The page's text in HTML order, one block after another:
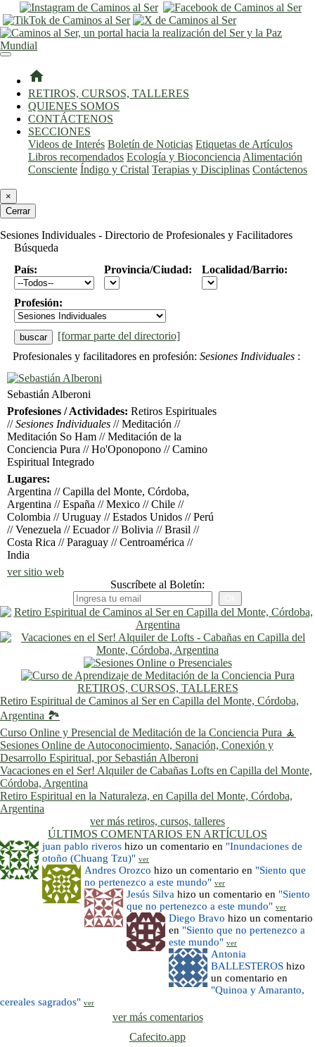
home
RETIROS, CURSOS, TALLERES
QUIENES SOMOS
CONTÁCTENOS
SECCIONES
Videos de Interés Boletín de Noticias Etiquetas de Artículos
Libros recomendados Ecología y Bioconciencia Alimentación
Consciente Índigo y Cristal Terapias y Disciplinas Contáctenos
×
Cerrar
Sesiones Individuales - Directorio de Profesionales y Facilitadores
Búsqueda
País:
Provincia/Ciudad: Localidad/Barrio:
Profesión:
[formar parte del directorio]
Profesionales y facilitadores en profesión: Sesiones Individuales :
Sebastián Alberoni
Profesiones / Actividades: Retiros Espirituales
//Sesiones Individuales // Meditación //
Meditación So Ham // Meditación de la
Conciencia Pura // Ho'Oponopono // Camino
Espiritual Integrado
Lugares:
Argentina // Capilla del Monte, Córdoba,
Argentina // España // Mexico // Chile //
Colombia // Uruguay // Estados Unidos // Perú
// Venezuela // Ecuador // Bolivia // Brasil //
Costa Rica // Paraguay // Centroamérica //
India
ver sitio web
Suscríbete al Boletín:
RETIROS, CURSOS, TALLERES
Retiro Espiritual de Caminos al Ser en Capilla del Monte, Córdoba,
Argentina 🏞️
Curso Online y Presencial de Meditación de la Conciencia Pura 🧘
Sesiones Online de Autoconocimiento, Sanación, Conexión y
Desarrollo Espiritual, por Sebastián Alberoni
Vacaciones en el Ser! Alquiler de Cabañas Lofts en Capilla del Monte,
Córdoba, Argentina
Retiro Espiritual en la Naturaleza, en Capilla del Monte, Córdoba,
Argentina
ver más retiros, cursos, talleres
ÚLTIMOS COMENTARIOS EN ARTÍCULOS
juan pablo riveros hizo un comentario en "Inundaciones de
otoño (Chuang Tzu)" ver
Andres Orozco hizo un comentario en "Siento que
no pertenezco a este mundo" ver
Jesús Silva hizo un comentario en "Siento
que no pertenezco a este mundo" ver
Diego Bravo hizo un comentario
en "Siento que no pertenezco a
este mundo" ver
Antonia
BALLESTEROS hizo
un comentario en
"Quinoa y Amaranto,
cereales sagrados" ver
ver más comentarios
Cafecito.app